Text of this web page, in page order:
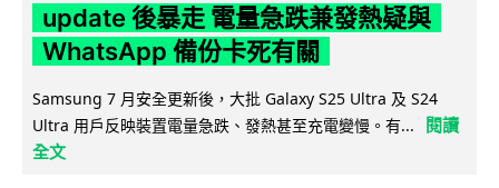
update 後暴走 電量急跌兼發熱疑與
WhatsApp 備份卡死有關
Samsung 7 月安全更新後，大批 Galaxy S25 Ultra 及 S24
Ultra 用戶反映裝置電量急跌、發熱甚至充電變慢。有...
閱讀
全文